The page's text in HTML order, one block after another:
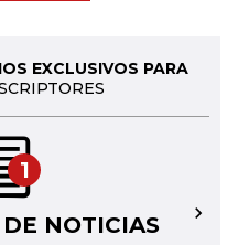
EXCLUSIVOS PARA
1
NOTICIAS →